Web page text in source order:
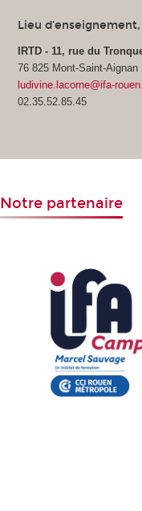
Lieu
IRTD - 11, rue du
76 825 Mont-Saint-Aignan
ludivine.lacorne@ifa-
02.35.52.85.45
Notre partenaire